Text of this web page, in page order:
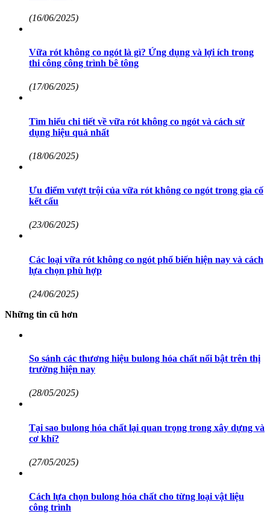
(16/06/2025)
Vữa rót không co ngót là gì? Ứng dụng và lợi ích trong
thi công công trình bê tông
(17/06/2025)
Tìm hiểu chi tiết về vữa rót không co ngót và cách sử
dụng hiệu quả nhất
(18/06/2025)
Ưu điểm vượt trội của vữa rót không co ngót trong gia cố
kết cấu
(23/06/2025)
Các loại vữa rót không co ngót phổ biến hiện nay và cách
lựa chọn phù hợp
(24/06/2025)
Những tin cũ hơn
So sánh các thương hiệu bulong hóa chất nổi bật trên thị
trường hiện nay
(28/05/2025)
Tại sao bulong hóa chất lại quan trọng trong xây dựng và
cơ khí?
(27/05/2025)
Cách lựa chọn bulong hóa chất cho từng loại vật liệu
công trình